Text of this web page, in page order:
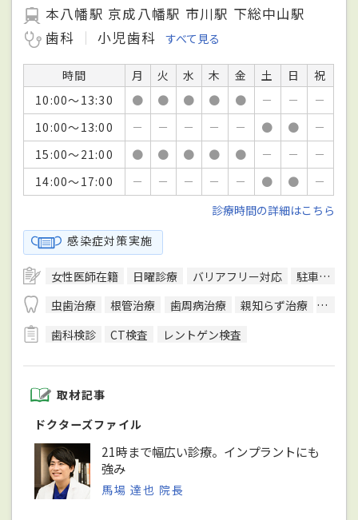
本八幡駅 京成八幡駅 市川駅 下総中山駅
歯科
小児歯科 すべて見る
時間 月 火 水 木 金 土 日
祝
10:00～13:30
● ● ● ● ● － －
－
10:00～13:00
－ － － － － ● ●
－
15:00～21:00
● ● ● ● ● － －
－
14:00～17:00
－ － － － － ● ●
－
診療時間の詳細はこちら
感染症対策実施
女性医師在籍 日曜診療 バリアフリー対応
駐車場あり
虫歯治療
根管治療 歯周病治療 親知らず治療
顎関
歯科検診
CT検査 レントゲン検査
取材記事
ドクターズファイル
21時まで幅広い診療。インプラントにも
強み
馬場 達也 院長